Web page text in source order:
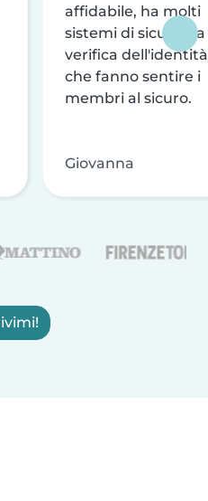
affidabile, ha molti
sistemi di sicurezza
verifica dell'identità
che fanno sentire i
membri al sicuro.
Giovanna